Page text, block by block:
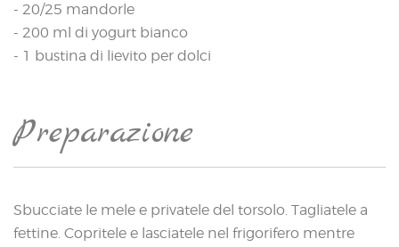
- 20/25 mandorle
- 200 ml di yogurt bianco
- 1 bustina di lievito per dolci
Preparazione
Sbucciate le mele e privatele del torsolo. Tagliatele a
fettine. Copritele e lasciatele nel frigorifero mentre